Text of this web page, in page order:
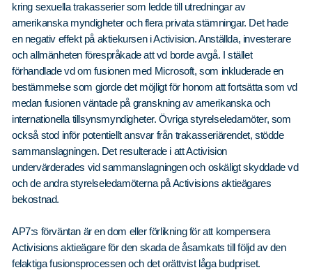
kring sexuella trakasserier som ledde till utredningar av
amerikanska myndigheter och flera privata stämningar. Det hade
en negativ effekt på aktiekursen i Activision. Anställda, investerare
och allmänheten förespråkade att vd borde avgå. I stället
förhandlade vd om fusionen med Microsoft, som inkluderade en
bestämmelse som gjorde det möjligt för honom att fortsätta som vd
medan fusionen väntade på granskning av amerikanska och
internationella tillsynsmyndigheter. Övriga styrelseledamöter, som
också stod inför potentiellt ansvar från trakasseriärendet, stödde
sammanslagningen. Det resulterade i att Activision
undervärderades vid sammanslagningen och oskäligt skyddade vd
och de andra styrelseledamöterna på Activisions aktieägares
bekostnad.
AP7:s förväntan är en dom eller förlikning för att kompensera
Activisions aktieägare för den skada de åsamkats till följd av den
felaktiga fusionsprocessen och det orättvist låga budpriset.
Nyheter
Våra dokument
Policy om personuppgifter